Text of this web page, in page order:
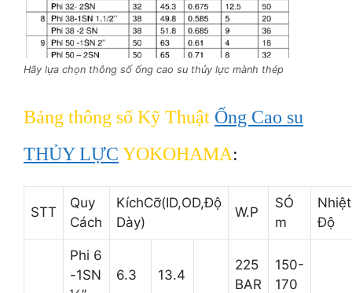
Hãy lựa chọn thông số ống cao su thủy lực mành thép
Bảng thông số Kỹ Thuật Ống Cao su
THỦY LỰC YOKOHAMA:
STT
Quy
Cách
KíchCỡ(ID,OD,Độ
Dày)
W.P
SÓ
m
Nhiệt
Độ
Phi 6
-1SN
6.3 13.4
225
BAR
150-
170